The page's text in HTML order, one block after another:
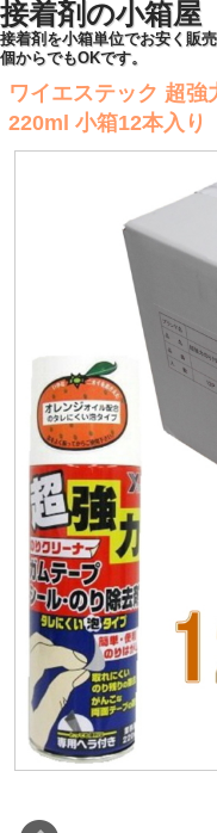
接着剤の小箱屋
接着剤を小箱単位でお安く販
個からでもOKです。
ワイエステック 超
220ml 小箱12本入り